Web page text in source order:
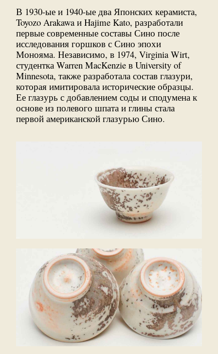
В 1930-ые и 1940-ые два Японских керамиста,
Toyozo Arakawa и Hajime Kato, разработали
первые современные составы Сино после
исследования горшков с Сино эпохи
Монояма. Независимо, в 1974, Virginia Wirt,
студентка Warren MacKenzie в University of
Minnesota, также разработала состав глазури,
которая имитировала исторические образцы.
Ее глазурь с добавлением соды и сподумена к
основе из полевого шпата и глины стала
первой американской глазурью Сино.